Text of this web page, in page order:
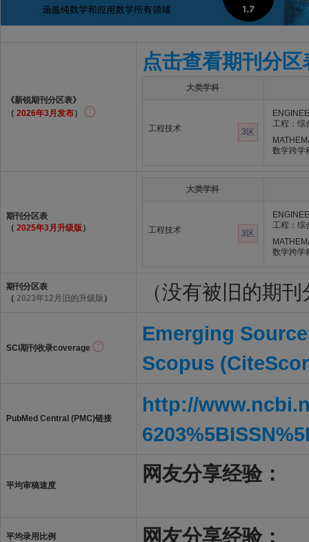
《新锐期刊分区表》
（ 2026年3月发布）
点击查看期刊分区
大类学科
工程技术 3区
工程：综
数学跨学
期刊分区表
（ 2025年3月升级版 ）
大类学科
工程技术 3区
工程：综
数学跨学
期刊分区表
（ 2023年12月旧的升级版 ） （没有被旧的期
SCI期刊收录coverage
Emerging
Scopus
PubMed Central (PMC)链接
http://
平均审稿速度
网友分享经验：
平均录用比例 网友分享经验：